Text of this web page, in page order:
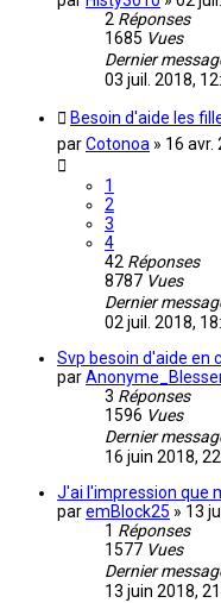
2 Réponses
1685 Vues
Dernier
03 juil. 2018,
Besoin d'aide les
parCotonoa » 16 avr.
1
2
3
4
42 Réponses
8787 Vues
Dernier
02 juil. 2018,
Svp besoin d'aide en
par
3 Réponses
1596 Vues
Dernier
16 juin 2018,
J'ai l'impression que
paremBlock25 » 13
1 Réponses
1577 Vues
Dernier
13 juin 2018,